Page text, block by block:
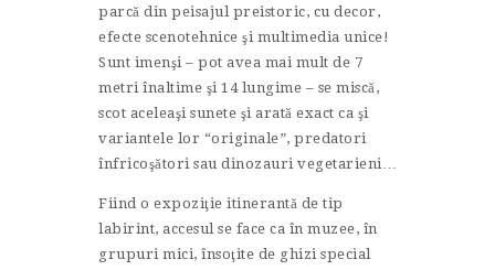
parcă din peisajul preistoric, cu decor,
efecte scenotehnice şi multimedia unice!
Sunt imenşi – pot avea mai mult de 7
metri înaltime şi 14 lungime – se miscă,
scot aceleaşi sunete şi arată exact ca şi
variantele lor “originale”, predatori
înfricoşători sau dinozauri vegetarieni…
Fiind o expoziţie itinerantă de tip
labirint, accesul se face ca în muzee, în
grupuri mici, însoţite de ghizi special